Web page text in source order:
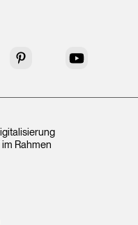
Pinterest YouTube
Rahmen